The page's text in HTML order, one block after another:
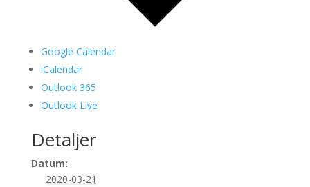
Google Calendar
iCalendar
Outlook 365
Outlook Live
Detaljer
Datum:
2020-03-21